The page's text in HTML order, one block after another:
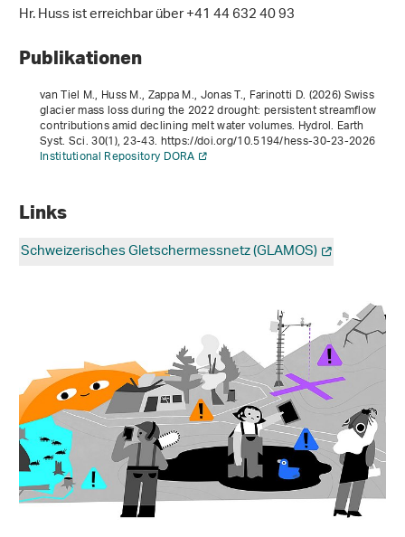
Hr. Huss ist erreichbar über +41 44 632 40 93
Publikationen
van Tiel M., Huss M., Zappa M., Jonas T., Farinotti D. (2026) Swiss
glacier mass loss during the 2022 drought: persistent streamflow
contributions amid declining melt water volumes. Hydrol. Earth
Syst. Sci.30(1), 23-43. https://doi.org/10.5194/hess-30-23-2026
Institutional Repository DORA
Links
Schweizerisches Gletschermessnetz (GLAMOS)